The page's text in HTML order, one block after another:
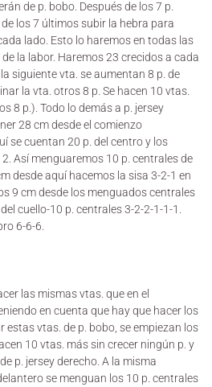
de p. bobo. Después de los 7 p.
los 7 últimos subir la hebra para
lado. Esto lo haremos en todas las
la labor. Haremos 23 crecidos a cada
siguiente vta. se aumentan 8 p. de
la vta. otros 8 p. Se hacen 10 vtas.
8 p.). Todo lo demás a p. jersey
28 cm desde el comienzo
se cuentan 20 p. del centro y los
Así menguaremos 10 p. centrales de
desde aquí hacemos la sisa 3-2-1 en
9 cm desde los menguados centrales
cuello-10 p. centrales 3-2-2-1-1-1.
6-6-6.
las mismas vtas. que en el
en cuenta que hay que hacer los
estas vtas. de p. bobo, se empiezan los
10 vtas. más sin crecer ningún p. y
p. jersey derecho. A la misma
se menguan los 10 p. centrales